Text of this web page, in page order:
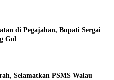
di Pegajahan, Bupati Sergai
Gol
Selamatkan PSMS Walau